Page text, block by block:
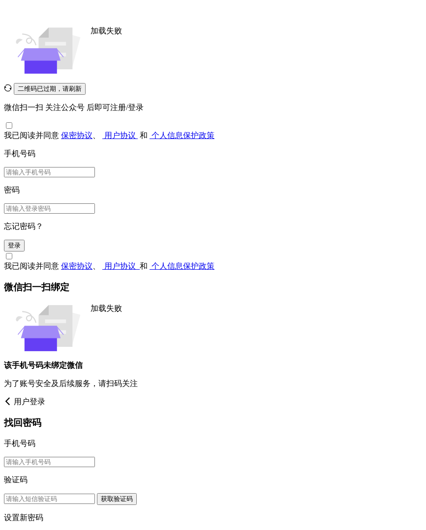
加载失败
二维码已过期，请刷新
微信扫一扫 关注公众号 后即可注册/登录
我已阅读并同意 保密协议 用户协议 和 个人信息保护政策
手机号码
密码
忘记密码？
登录
我已阅读并同意 保密协议 用户协议 和 个人信息保护政策
微信扫一扫绑定
加载失败
该手机号码未绑定微信
为了账号安全及后续服务，请扫码关注
用户登录
找回密码
手机号码
验证码
获取验证码
设置新密码